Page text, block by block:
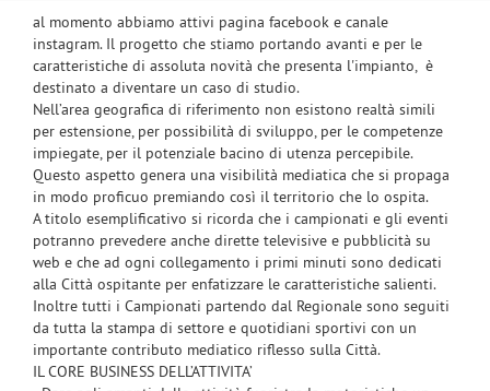
al momento abbiamo attivi pagina facebook e canale
instagram. Il progetto che stiamo portando avanti e per le
caratteristiche di assoluta novità che presenta l'impianto, è
destinato a diventare un caso di studio.
Nell’area geografica di riferimento non esistono realtà simili
per estensione, per possibilità di sviluppo, per le competenze
impiegate, per il potenziale bacino di utenza percepibile.
Questo aspetto genera una visibilità mediatica che si propaga
in modo proficuo premiando così il territorio che lo ospita.
A titolo esemplificativo si ricorda che i campionati e gli eventi
potranno prevedere anche dirette televisive e pubblicità su
web e che ad ogni collegamento i primi minuti sono dedicati
alla Città ospitante per enfatizzare le caratteristiche salienti.
Inoltre tutti i Campionati partendo dal Regionale sono seguiti
da tutta la stampa di settore e quotidiani sportivi con un
importante contributo mediatico riflesso sulla Città.
IL CORE BUSINESS DELL’ATTIVITA’